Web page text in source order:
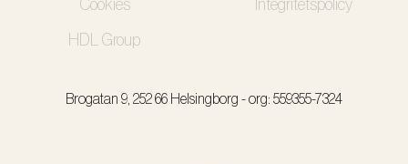
Cookies
Integritetspolicy
HDL Group
Brogatan 9, 252 66 Helsingborg - org: 559355-7324